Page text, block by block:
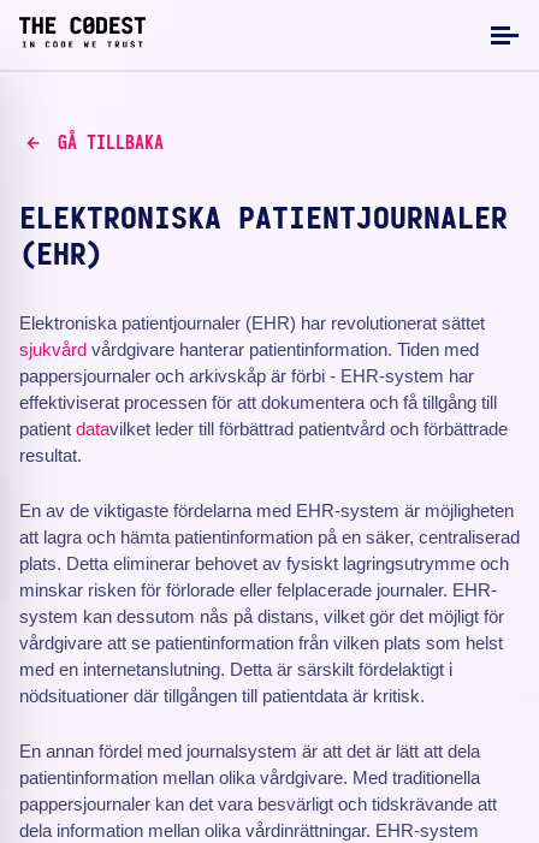
GÅ TILLBAKA
ELEKTRONISKA PATIENTJOURNALER
(EHR)
Elektroniska patientjournaler (EHR) har revolutionerat sättet
sjukvård vårdgivare hanterar patientinformation. Tiden med
pappersjournaler och arkivskåp är förbi - EHR-system har
effektiviserat processen för att dokumentera och få tillgång till
patient datavilket leder till förbättrad patientvård och förbättrade
resultat.
En av de viktigaste fördelarna med EHR-system är möjligheten
att lagra och hämta patientinformation på en säker, centraliserad
plats. Detta eliminerar behovet av fysiskt lagringsutrymme och
minskar risken för förlorade eller felplacerade journaler. EHR-
system kan dessutom nås på distans, vilket gör det möjligt för
vårdgivare att se patientinformation från vilken plats som helst
med en internetanslutning. Detta är särskilt fördelaktigt i
nödsituationer där tillgången till patientdata är kritisk.
En annan fördel med journalsystem är att det är lätt att dela
patientinformation mellan olika vårdgivare. Med traditionella
pappersjournaler kan det vara besvärligt och tidskrävande att
dela information mellan olika vårdinrättningar. EHR-system